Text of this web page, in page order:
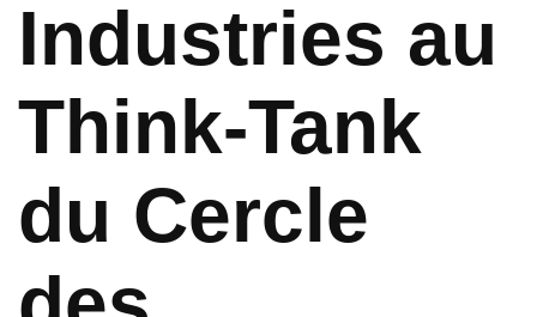
Industries au
Think-Tank
du Cercle